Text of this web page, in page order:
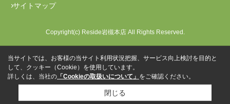
サイトマップ
Copyright(c) Reside岩槻本店 All Rights Reserved.
当サイトでは、お客様の当サイト利用状況把握、サービス向上検討を目的と
して、クッキー（Cookie）を使用しています。
詳しくは、当社の 「Cookieの取扱いについて」 をご確認ください。
閉じる